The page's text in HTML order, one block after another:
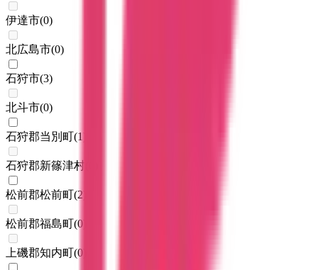
伊達市(0)
北広島市(0)
石狩市(3)
北斗市(0)
石狩郡当別町(1
石狩郡新篠津村
松前郡松前町(2
松前郡福島町(0
上磯郡知内町(0